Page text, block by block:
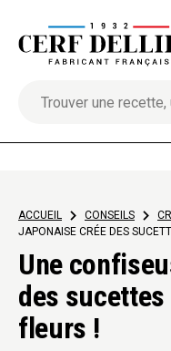
contenu
ACCUEIL > CONSEILS >
JAPONAISE CRÉE DES
Une
des
fleurs !